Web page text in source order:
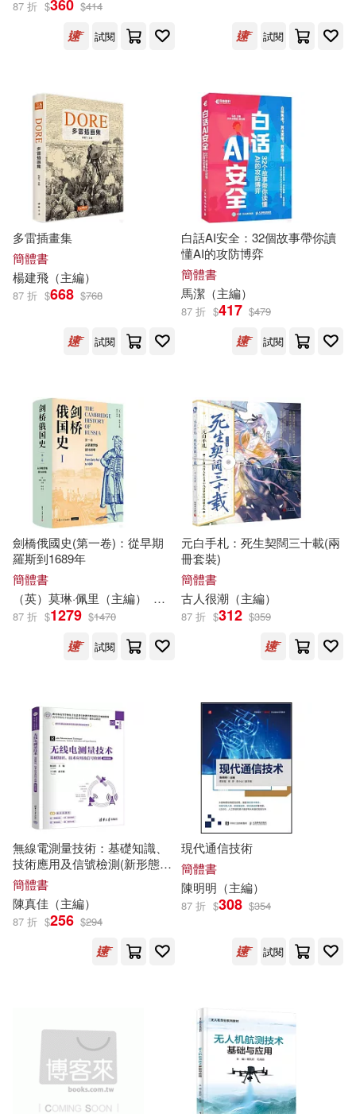
張曼娟(87) Megamorrina(86)
我是瞎混的(85)
曲一線主編(85) 杜志建(85)
洪亮（主編）(85)
季小兵（主編）(84)
賈德江(82)
中國標准出版社編(81)
田英章（主編）(80)
閆飛（主編）(80) 阿瑛(80)
陳琳（主編）(80)
張海君（主編）(78)
張迅（主編）(78)
趙秉志（主編）(78)
劉鳳祿（主編）(77)
張宇（主編）(77)
劉軍（主編）(76)
本書編寫組編(76)
李默（主編）(75)
汕頭大學出版社(1071)
中國環境科學出版社(1042)
北京航空航天大學出版社(1040)
天地出版社(1032)
天津大學出版社(1023)
同濟大學出版社(1020)
中國計量出版社(1014)
重慶大學出版社(995)
南京師範大學出版社(981)
國防工業出版社(975)
上海科學技術文獻出版社(972)
山東大學出版社(970)
江西美術出版社(970)
中國經濟出版社(965)
蘇州大學出版社(962)
石油工業出版社(956)
東立(934)
中國人口出版社(929)
人民日報出版社(917)
87 折 $360 $414
試閱
試閱
多雷插畫集
簡體書
楊建飛（主編）
87 折 $668 $768
試閱
白話AI安全：32個故事帶你讀
懂AI的攻防博弈
簡體書
馬潔（主編）
87 折 $417 $479
試閱
劍橋俄國史(第一卷)：從早期
羅斯到1689年
簡體書
（英）莫琳·佩里（主編） 楊成等
87 折 $1279 $1470
試閱
元白手札：死生契闊三十載(兩
冊套裝)
簡體書
古人很潮（主編）
87 折 $312 $359
無線電測量技術：基礎知識、
技術應用及信號檢測(新形態
版)
簡體書
陳真佳（主編）
87 折 $256 $294
現代通信技術
簡體書
陳明明（主編）
87 折 $308 $354
試閱